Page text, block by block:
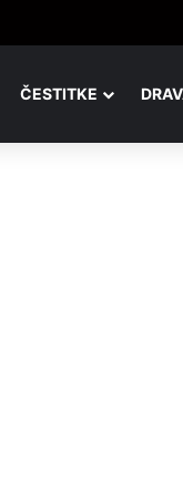
ČESTITKE